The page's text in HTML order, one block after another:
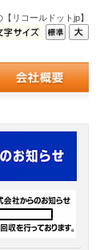
リコールドットjp】